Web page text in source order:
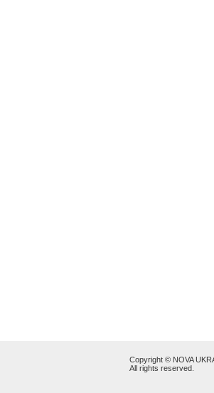
Copyright © NOVA
All rights reserved.